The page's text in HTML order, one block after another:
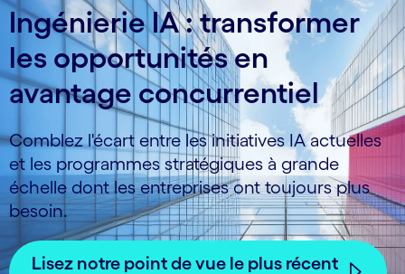
Ingénierie IA : transformer
les opportunités en
avantage concurrentiel
Comblez l'écart entre les initiatives IA actuelles
et les programmes stratégiques à grande
échelle dont les entreprises ont toujours plus
besoin.
Lisez notre point de vue le plus récent